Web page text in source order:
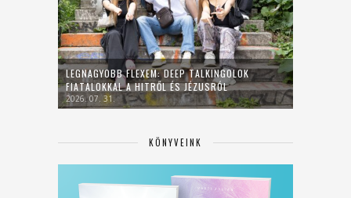
LEGNAGYOBB FLEXEM: DEEP TALKINGOLOK
FIATALOKKAL A HITRŐL ÉS JÉZUSRÓL
2026. 07. 31.
KÖNYVEINK